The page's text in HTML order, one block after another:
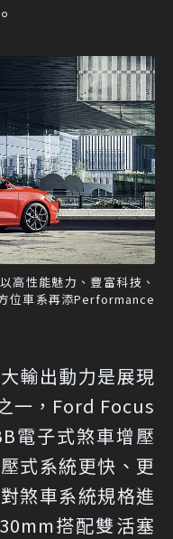
高性能魅力、豐富科技、
位車系再添Performance
輸出動力是展現
一，Ford Focus
電子式煞車增壓
式系統更快、更
煞車系統規格進
搭配雙活塞